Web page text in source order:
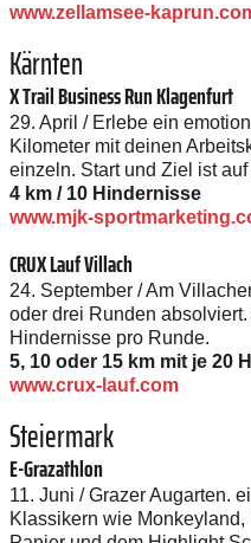
www.zellamsee-
Kärnten
X Trail Business Run Klagenfurt
29. April / Erlebe ein
Kilometer mit deinen
einzeln. Start und Ziel ist
4 km / 10 Hindernisse
www.mjk-
CRUX Lauf Villach
24. September / Am
oder drei Runden
Hindernisse pro Runde.
5, 10 oder 15 km mit je 20
www.crux-lauf.com
Steiermark
E-Grazathlon
11. Juni / Grazer Augarten.
Klassikern wie